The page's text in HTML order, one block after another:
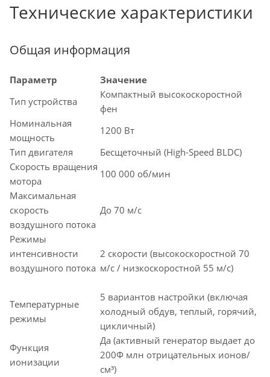
Технические характеристики
Общая информация
Параметр
Значение
Тип устройства
Компактный высокоскоростной
фен
Номинальная
мощность
1200 Вт
Тип двигателя
Бесщеточный (High-Speed BLDC)
Скорость вращения
мотора
100 000 об/мин
Максимальная
скорость
воздушного потока
До 70 м/с
Режимы
интенсивности
воздушного потока
2 скорости (высокоскоростной 70
м/с / низкоскоростной 55 м/с)
Температурные
режимы
5 вариантов настройки (включая
холодный обдув, теплый, горячий,
цикличный)
Функция
ионизации
Да (активный генератор выдает до
200Ф млн отрицательных ионов/
см³)